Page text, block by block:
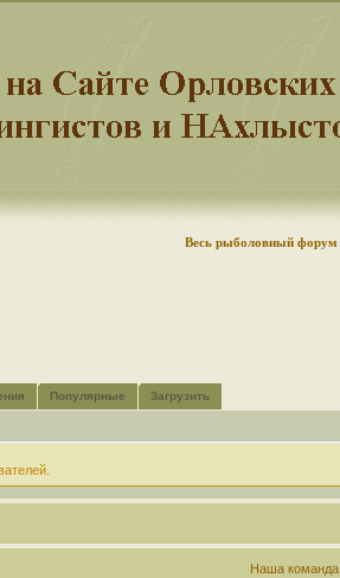
Весь рыболовный форум
Популярные Загрузить
Наша команда